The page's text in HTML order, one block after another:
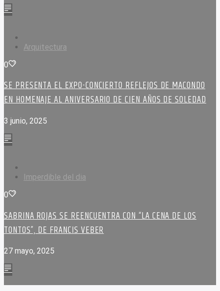
Arquitectura
0
SE PRESENTA EL EXPO-CONCIERTO REFLEJOS DE MACONDO
EN HOMENAJE AL ANIVERSARIO DE CIEN AÑOS DE SOLEDAD
3 junio, 2025
Imperdible del dia
0
SABRINA ROJAS SE REENCUENTRA CON “LA CENA DE LOS
TONTOS”, DE FRANCIS VEBER
27 mayo, 2025